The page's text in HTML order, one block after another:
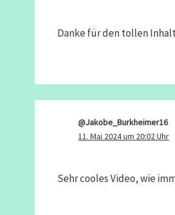
Danke für den tollen
@Jakobe_Burkheimer16
11. Mai 2024 um 20:02 Uhr
Sehr cooles Video, wie